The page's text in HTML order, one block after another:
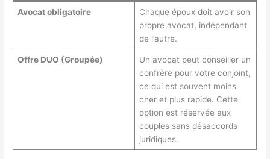
Avocat obligatoire
Chaque époux doit avoir son
propre avocat, indépendant
de l’autre.
Offre DUO (Groupée)
Un avocat peut conseiller un
confrère pour votre conjoint,
ce qui est souvent moins
cher et plus rapide. Cette
option est réservée aux
couples sans désaccords
juridiques.